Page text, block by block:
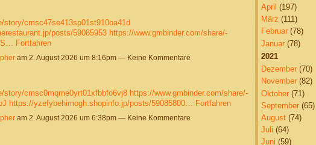
story/cmsc47se413sp01st910oa41d
posts/59085953 https://www.gmbinder.com/share/-
Fortfahren
am 2. August 2026 um 8:16pm — Keine Kommentare
story/cmsc0mqme0yrt01xfbbfo6vj8 https://www.gmbinder.com/share/-
https://yzefybehimogh.shopinfo.jp/posts/59085800… Fortfahren
am 2. August 2026 um 6:38pm — Keine Kommentare
April (197)
März (111)
Februar(78)
Januar(78)
2021
Dezember(70)
November(82)
Oktober(71)
September(65)
August(74)
Juli (64)
Juni (59)